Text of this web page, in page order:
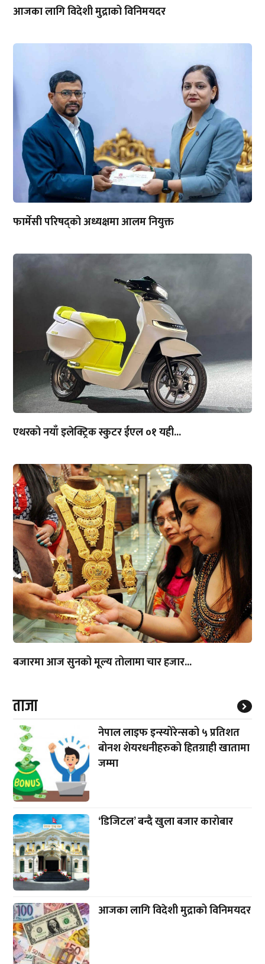
आजका लागि विदेशी मुद्राको विनिमयदर
फार्मेसी परिषद्को अध्यक्षमा आलम नियुक्त
एथरको नयाँ इलेक्ट्रिक स्कुटर ईएल ०१ यही...
बजारमा आज सुनको मूल्य तोलामा चार हजार...
ताजा
नेपाल लाइफ इन्स्योरेन्सको ५ प्रतिशत
बोनश शेयरधनीहरुको हितग्राही खातामा
जम्मा
‘डिजिटल’ बन्दै खुला बजार कारोबार
आजका लागि विदेशी मुद्राको विनिमयदर